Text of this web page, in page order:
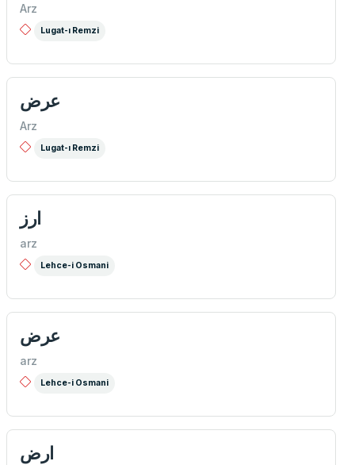
Arz
Lugat-ı Remzi
عرض
Arz
Lugat-ı Remzi
ارز
arz
Lehce-i Osmani
عرض
arz
Lehce-i Osmani
ارض